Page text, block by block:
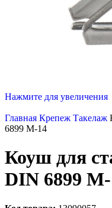
Нажмите для увеличения
Главная Крепеж Такелаж
6899 М-14
Коуш для
DIN 6899